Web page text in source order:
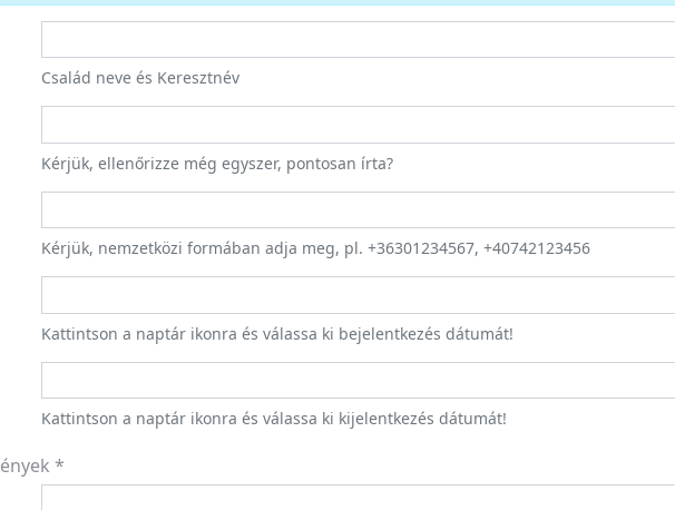
Család neve és Keresztnév
Kérjük, ellenőrizze még egyszer, pontosan írta?
Kérjük, nemzetközi formában adja meg, pl. +36301234567, +40742123456
Kattintson a naptár ikonra és válassa ki bejelentkezés dátumát!
Kattintson a naptár ikonra és válassa ki kijelentkezés dátumát!
*